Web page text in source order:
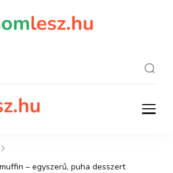
finomlesz.hu
Recept, ami finom lesz.
– egyszerű, puha desszert